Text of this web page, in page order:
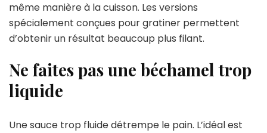
même manière à la cuisson. Les versions
spécialement conçues pour gratiner permettent
d’obtenir un résultat beaucoup plus filant.
Ne faites pas une béchamel trop
liquide
Une sauce trop fluide détrempe le pain. L’idéal est